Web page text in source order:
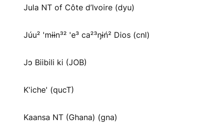
Jula NT of Côte d’Ivoire (dyu)
Júu² 'mɨɨn³² 'e³ ca²³ŋɨń² Dios (cnl)
Jɔ Biibili ki (JOB)
K'iche' (qucT)
Kaansa NT (Ghana) (gna)